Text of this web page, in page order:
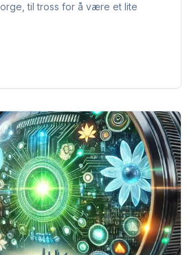
til tross for å være et lite